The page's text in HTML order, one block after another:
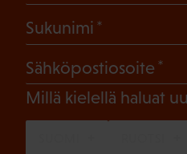
Sukunimi
Sähköpostiosoite
Millä kielellä haluat